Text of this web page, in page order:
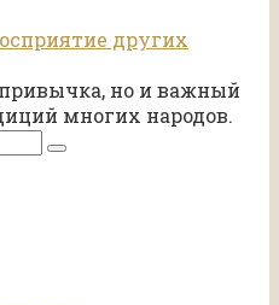
других
но и важный
многих народов.